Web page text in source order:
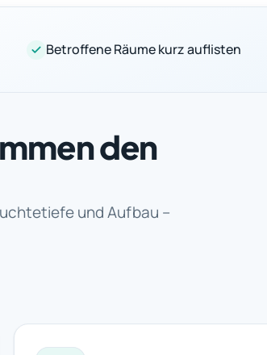
Betroffene Räume kurz auflisten
den
und Aufbau –